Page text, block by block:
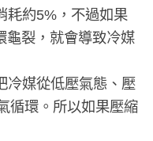
耗約5%，不過如果
龜裂，就會導致冷媒
冷媒從低壓氣態、壓
循環。所以如果壓縮